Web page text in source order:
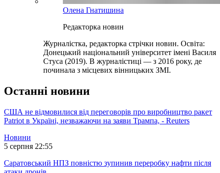
Олена Гнатишина
Редакторка новин
Журналістка, редакторка стрічки новин. Освіта:
Донецький національний університет імені Василя
Стуса (2019). В журналістиці — з 2016 року, де
починала з місцевих вінницьких ЗМІ.
Останні новини
США не відмовилися від переговорів про виробництво ракет
Patriot в Україні, незважаючи на заяви Трампа, - Reuters
Новини
5 серпня 22:55
Саратовський НПЗ повністю зупинив переробку нафти після